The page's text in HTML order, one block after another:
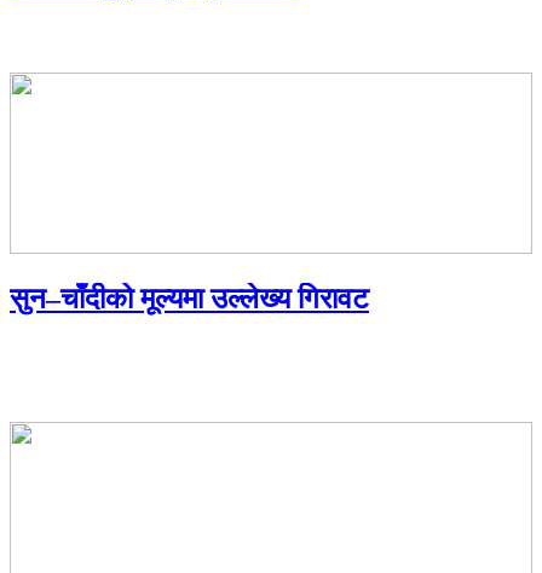
सुन–चाँदीको मूल्यमा उल्लेख्य गिरावट